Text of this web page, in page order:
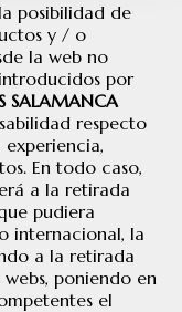
posibilidad de
y / o
la web no
por
SALAMANCA
respecto
En todo caso,
a la retirada
pudiera
internacional, la
a la retirada
poniendo en
el